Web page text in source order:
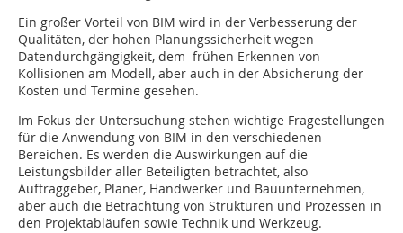
Ein großer Vorteil von BIM wird in der Verbesserung der
Qualitäten, der hohen Planungssicherheit wegen
Datendurchgängigkeit, dem frühen Erkennen von
Kollisionen am Modell, aber auch in der Absicherung der
Kosten und Termine gesehen.
Im Fokus der Untersuchung stehen wichtige Fragestellungen
für die Anwendung von BIM in den verschiedenen
Bereichen. Es werden die Auswirkungen auf die
Leistungsbilder aller Beteiligten betrachtet, also
Auftraggeber, Planer, Handwerker und Bauunternehmen,
aber auch die Betrachtung von Strukturen und Prozessen in
den Projektabläufen sowie Technik und Werkzeug.